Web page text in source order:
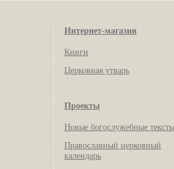
Интернет-магазин
Книги
Церковная утварь
Проекты
Новые богослужебные тексты
Православный церковный
календарь